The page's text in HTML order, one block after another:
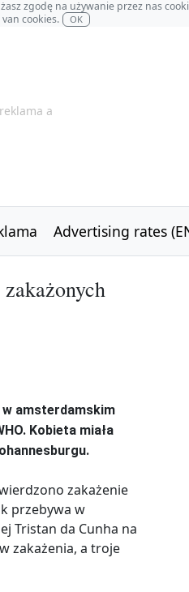
zgodę na używanie przez nas
cookies.
OK
reklama a
Advertising rates
amsterdamskim
Kobieta miała
zakażenie
przebywa w
Tristan da Cunha na
zakażenia, a troje